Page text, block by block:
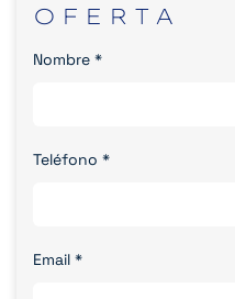
OFERTA
Nombre *
Teléfono *
Email *